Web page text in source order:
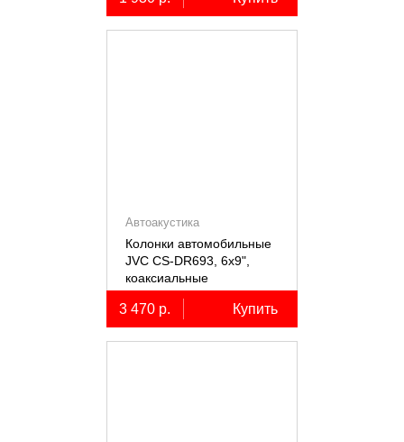
Автоакустика
Колонки автомобильные
JVC CS-DR693, 6х9",
коаксиальные
трёхполосные, 2 шт.
3 470 р. Купить